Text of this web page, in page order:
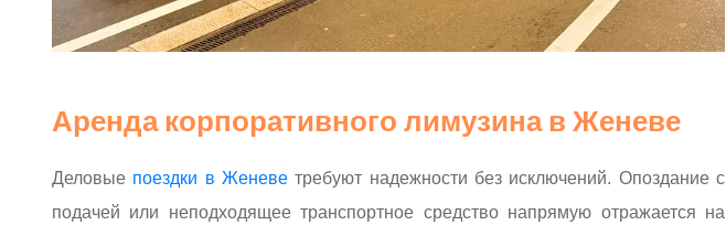
Аренда корпоративного лимузина в Женеве
Деловые поездки в Женеве требуют надежности без исключений. Опоздание с
подачей или неподходящее транспортное средство напрямую отражается на